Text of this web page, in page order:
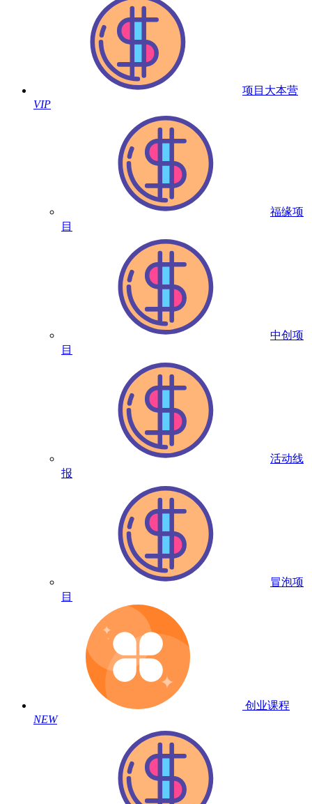
项目大本营
VIP
福缘项
目
中创项
目
活动线
报
冒泡项
目
创业课程
NEW